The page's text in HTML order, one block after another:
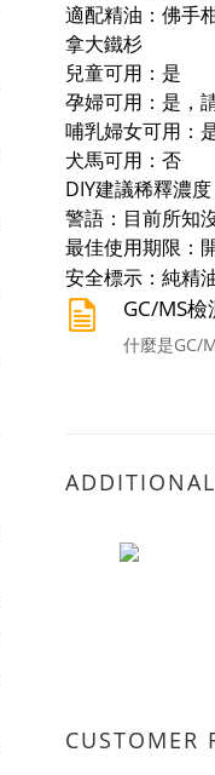
適配精油：佛手
拿大鐵杉
兒童可用：是
孕婦可用：是 ，
哺乳婦女可用：
犬馬可用：否
DIY建議稀釋濃
警語：目前所知
最佳使用期限：
安全標示：純精
GC/MS檢
什麼是GC/
CUSTOMER